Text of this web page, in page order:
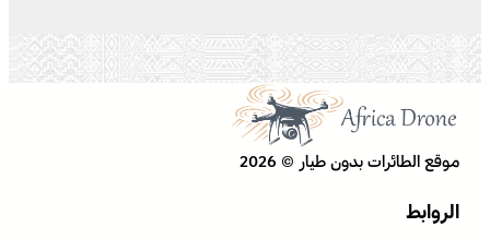
موقع الطائرات بدون طيار © 2026
الروابط